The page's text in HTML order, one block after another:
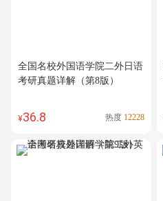
全国名校外国语学院二外日语
考研真题详解（第8版）
¥36.8 热度 12228